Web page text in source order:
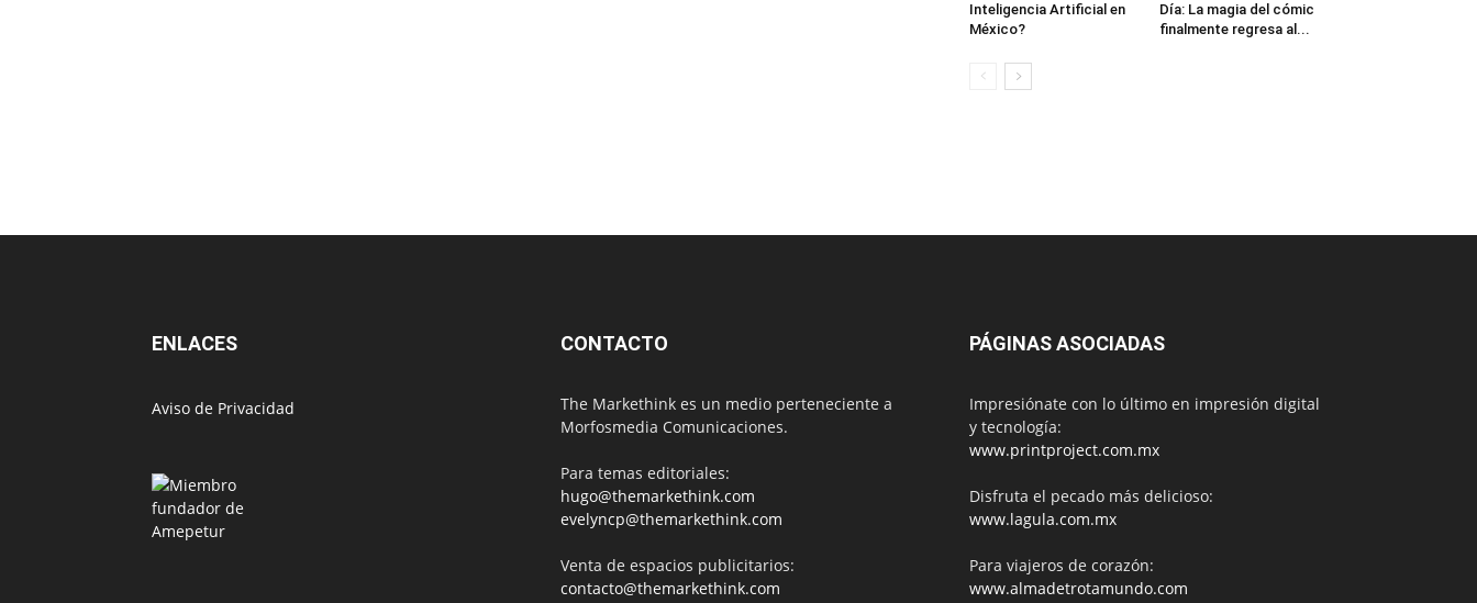
Inteligencia Artificial en
México?
Día: La magia del cómic
finalmente regresa al...
ENLACES
Aviso de Privacidad
CONTACTO
The Markethink es un medio perteneciente a
Morfosmedia Comunicaciones.
Para temas editoriales:
hugo@themarkethink.com
evelyncp@themarkethink.com
Venta de espacios publicitarios:
contacto@themarkethink.com
PÁGINAS ASOCIADAS
Impresiónate con lo último en impresión digital
y tecnología:
www.printproject.com.mx
Disfruta el pecado más delicioso:
www.lagula.com.mx
Para viajeros de corazón:
www.almadetrotamundo.com